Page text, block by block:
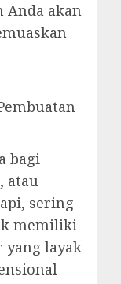
Anda akan
bagi
atau
sering
memiliki
yang layak